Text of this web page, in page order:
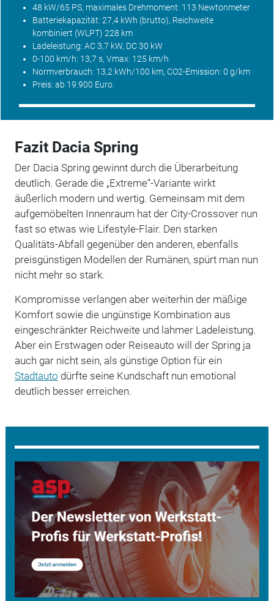
48 kW/65 PS, maximales Drehmoment: 113 Newtonmeter
Batteriekapazität: 27,4 kWh (brutto), Reichweite
kombiniert (WLPT) 228 km
Ladeleistung: AC 3,7 kW, DC 30 kW
0-100 km/h: 13,7 s, Vmax: 125 km/h
Normverbrauch: 13,2 kWh/100 km, CO2-Emission: 0 g/km
Preis: ab 19.900 Euro.
Fazit Dacia Spring
Der Dacia Spring gewinnt durch die Überarbeitung
deutlich. Gerade die „Extreme“-Variante wirkt
äußerlich modern und wertig. Gemeinsam mit dem
aufgemöbelten Innenraum hat der City-Crossover nun
fast so etwas wie Lifestyle-Flair. Den starken
Qualitäts-Abfall gegenüber den anderen, ebenfalls
preisgünstigen Modellen der Rumänen, spürt man nun
nicht mehr so stark.
Kompromisse verlangen aber weiterhin der mäßige
Komfort sowie die ungünstige Kombination aus
eingeschränkter Reichweite und lahmer Ladeleistung.
Aber ein Erstwagen oder Reiseauto will der Spring ja
auch gar nicht sein, als günstige Option für ein
Stadtauto dürfte seine Kundschaft nun emotional
deutlich besser erreichen.